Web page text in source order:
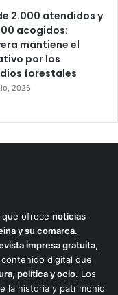
2.000 atendidos y
acogidos:
mantiene el
por los
forestales
2026
que ofrece noticias
y su comarca.
impresa gratuita,
digital que
política y ocio. Los
la historia y patrimonio